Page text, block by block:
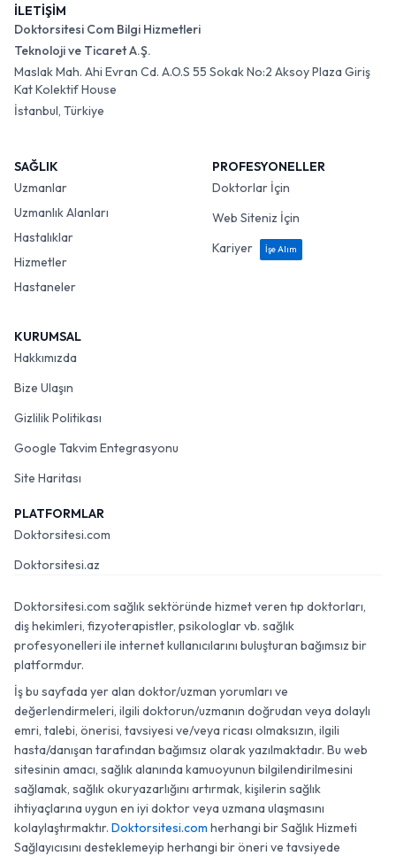
İLETİŞİM
Doktorsitesi Com Bilgi Hizmetleri
Teknoloji ve Ticaret A.Ş.
Maslak Mah. Ahi Evran Cd. A.O.S 55 Sokak No:2 Aksoy Plaza Giriş
Kat Kolektif House
İstanbul, Türkiye
SAĞLIK
Uzmanlar
Uzmanlık Alanları
Hastalıklar
Hizmetler
Hastaneler
PROFESYONELLER
Doktorlar İçin
Web Siteniz İçin
Kariyer
İşe Alım
KURUMSAL
Hakkımızda
Bize Ulaşın
Gizlilik Politikası
Google Takvim Entegrasyonu
Site Haritası
PLATFORMLAR
Doktorsitesi.com
Doktorsitesi.az
Doktorsitesi.com sağlık sektöründe hizmet veren tıp doktorları,
diş hekimleri, fizyoterapistler, psikologlar vb. sağlık
profesyonelleri ile internet kullanıcılarını buluşturan bağımsız bir
platformdur.
İş bu sayfada yer alan doktor/uzman yorumları ve
değerlendirmeleri, ilgili doktorun/uzmanın doğrudan veya dolaylı
emri, talebi, önerisi, tavsiyesi ve/veya ricası olmaksızın, ilgili
hasta/danışan tarafından bağımsız olarak yazılmaktadır. Bu web
sitesinin amacı, sağlık alanında kamuoyunun bilgilendirilmesini
sağlamak, sağlık okuryazarlığını artırmak, kişilerin sağlık
ihtiyaçlarına uygun en iyi doktor veya uzmana ulaşmasını
kolaylaştırmaktır. Doktorsitesi.com herhangi bir Sağlık Hizmeti
Sağlayıcısını desteklemeyip herhangi bir öneri ve tavsiyede